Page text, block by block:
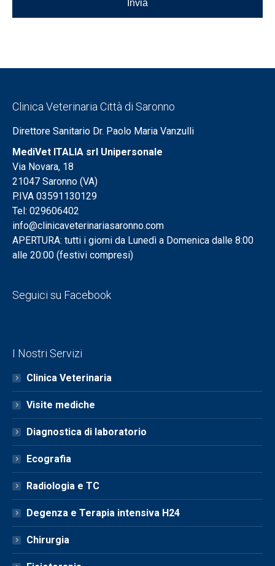
Invia
Clinica Veterinaria Città di Saronno
Direttore Sanitario Dr. Paolo Maria Vanzulli
MediVet ITALIA srl Unipersonale
Via Novara, 18
21047 Saronno (VA)
P.IVA 03591130129
Tel: 029606402
info@clinicaveterinariasaronno.com
APERTURA: tutti i giorni da Lunedì a Domenica dalle 8:00
alle 20:00 (festivi compresi)
Seguici su Facebook
I Nostri Servizi
Clinica Veterinaria
Visite mediche
Diagnostica di laboratorio
Ecografia
Radiologia e TC
Degenza e Terapia intensiva H24
Chirurgia